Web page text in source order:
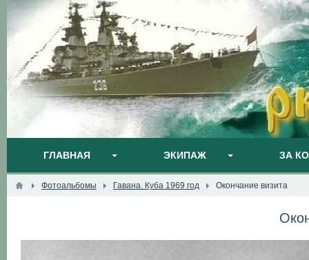
ГЛАВНАЯ ЭКИПАЖ ЗА
Фотоальбомы Гавана. Куба 1969 год Окончание визита